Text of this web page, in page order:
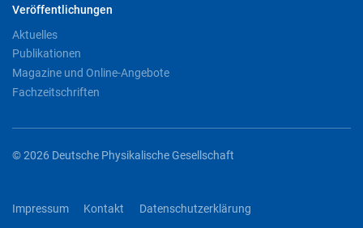
Veröffentlichungen
Aktuelles
Publikationen
Magazine und Online-Angebote
Fachzeitschriften
© 2026 Deutsche Physikalische Gesellschaft
Impressum Kontakt Datenschutzerklärung